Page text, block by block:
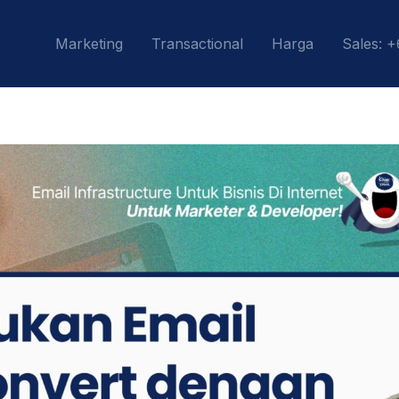
Marketing Transactional Harga Sales: